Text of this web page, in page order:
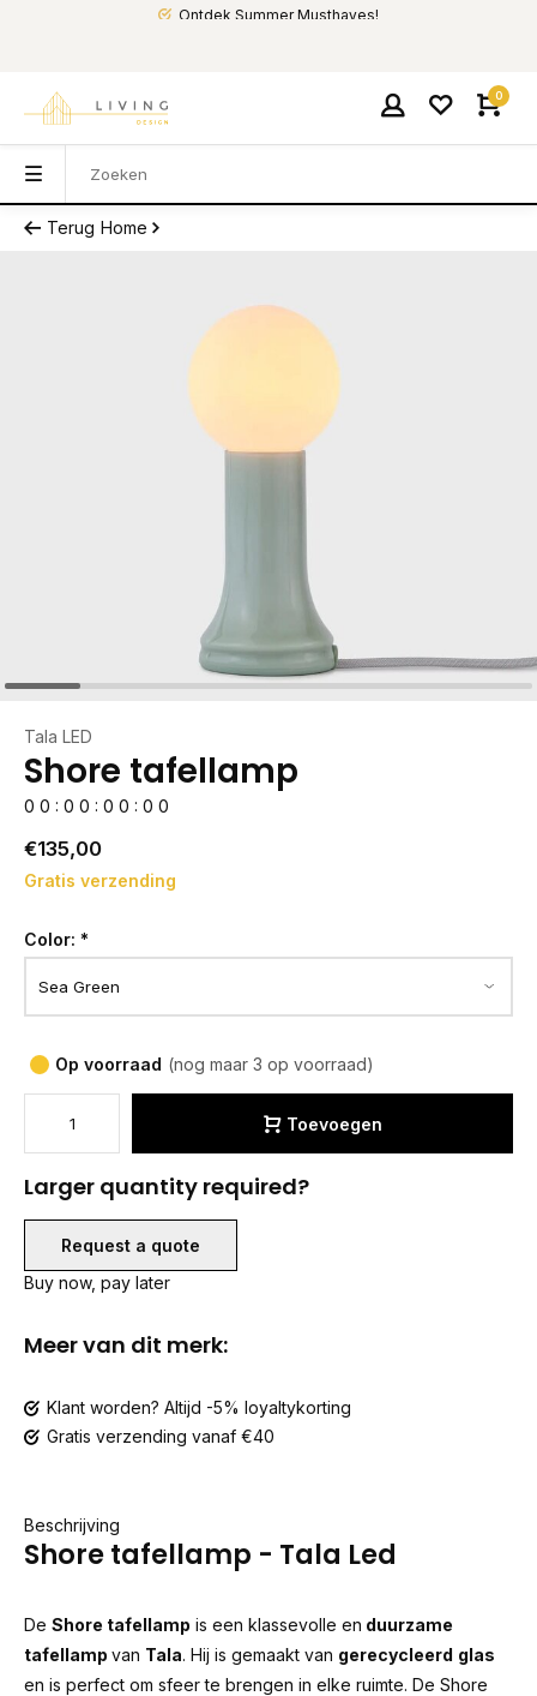
Ontdek Summer Musthaves!
0
Terug Home
Tala LED
Shore tafellamp
0 0 : 0 0 : 0 0 : 0 0
€135,00
Gratis verzending
Color: *
Op voorraad (nog maar 3 op voorraad)
Toevoegen
Larger quantity required?
Request a quote
Buy now, pay later
Meer van dit merk:
Klant worden? Altijd -5% loyaltykorting
Gratis verzending vanaf €40
Beschrijving
Shore tafellamp - Tala Led
De Shore tafellamp is een klassevolle en duurzame
tafellamp van Tala. Hij is gemaakt van gerecycleerd glas
en is perfect om sfeer te brengen in elke ruimte. De Shore